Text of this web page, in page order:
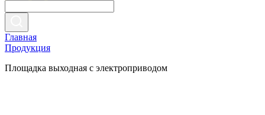
Главная
Продукция
Площадка выходная с электроприводом